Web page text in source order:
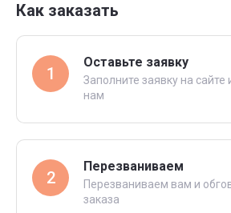
Как заказать
1
Оставьте заявку
Заполните заявку на сайте
нам
2
Перезваниваем
Перезваниваем вам и
заказа